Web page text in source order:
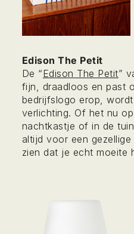
Edison The Petit
De “Edison The Petit”
fijn, draadloos en past
bedrijfslogo erop,
verlichting. Of het nu
nachtkastje of in de
altijd voor een
zien dat je echt moeite